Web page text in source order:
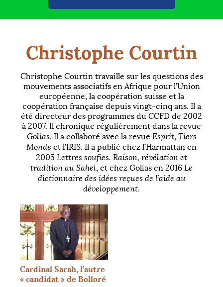
Christophe Courtin
Christophe Courtin travaille sur les questions des
mouvements associatifs en Afrique pour l’Union
européenne, la coopération suisse et la
coopération française depuis vingt-cinq ans. Il a
été directeur des programmes du CCFD de 2002
à 2007. Il chronique régulièrement dans la revue
Golias. Il a collaboré avec la revue Esprit, Tiers
Monde et l’IRIS. Il a publié chez l’Harmattan en
2005 Lettres soufies. Raison, révélation et
tradition au Sahel, et chez Golias en 2016 Le
dictionnaire des idées reçues de l’aide au
développement.
Cardinal Sarah, l’autre
« candidat » de Bolloré